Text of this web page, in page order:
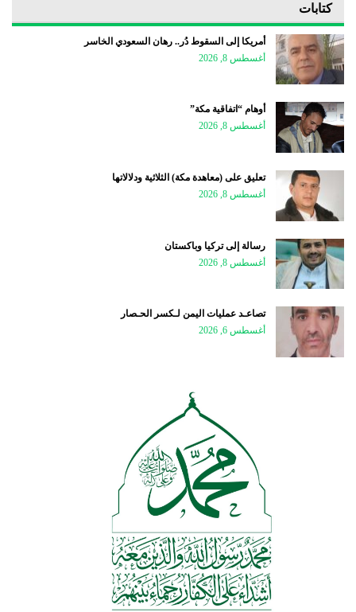
كتابات
أمريكا إلى السقوط دُر.. رهان السعودي الخاسر
أغسطس 8, 2026
أوهام “اتفاقية مكة”
أغسطس 8, 2026
تعليق على (معاهدة مكة) الثلاثية ودلالاتها
أغسطس 8, 2026
رسالة إلى تركيا وباكستان
أغسطس 8, 2026
تصاعـد عمليات اليمن لـكسر الحـصار
أغسطس 6, 2026